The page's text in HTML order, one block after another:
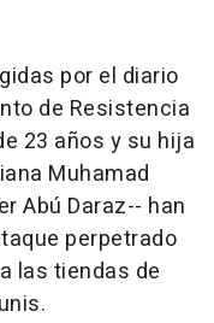
por el diario
de Resistencia
23 años y su hija
Muhamad
Abú Daraz-- han
perpetrado
las tiendas de